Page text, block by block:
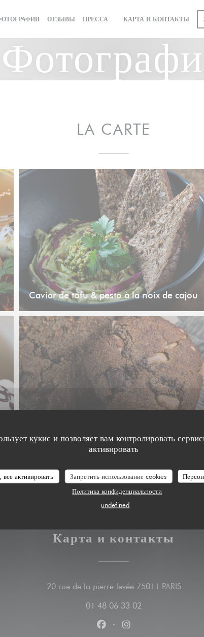
кукис и позволяет вам контролировать
активировать
все активировать Запретить использование cookies
Политика конфиденциальности
undefined
ОТЗЫВЫ ПРЕССА
((ОТКРЫВАЕТСЯ В НОВОМ
КАРТА И КОНТАКТЫ
LA CARTE
Caviar de tofu & pesto à la noix de cajou
Cookies
Карта и контакты
20 rue de la pierre levée 75011 PARIS
01 48 06 33 02
Facebook ((открывается в
Instagram